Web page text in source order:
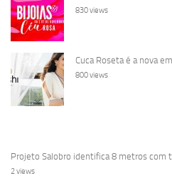
830 views
Cuca Roseta é a nova
800 views
Projeto Salobro identifica 8 metros com
2 views